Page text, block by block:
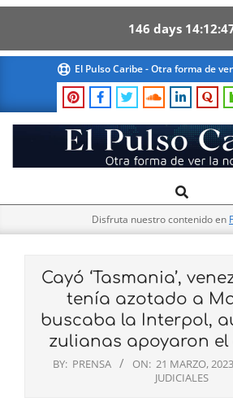
146 days 14 12
content
El Pulso Caribe - Otra forma de
El
Pulso
Navigation
Search
Disfruta nuestro contenido en
Cayó ‘Tasmania’,
tenía azotado a
buscaba la Interpol,
zulianas apoyaron
BY: PRENSA ON: 21 MARZO, 2023
JUDICIALES